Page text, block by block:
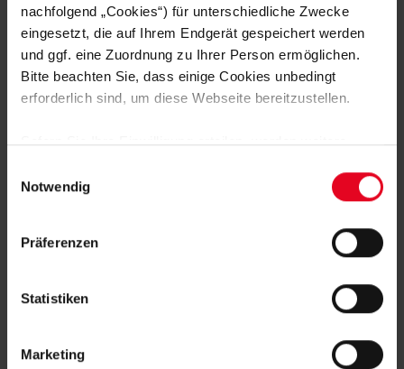
nachfolgend „Cookies“) für unterschiedliche Zwecke
eingesetzt, die auf Ihrem Endgerät gespeichert werden
und ggf. eine Zuordnung zu Ihrer Person ermöglichen.
Bitte beachten Sie, dass einige Cookies unbedingt
erforderlich sind, um diese Webseite bereitzustellen.
Sofern Sie Ihre Einwilligung erteilen, werden weitere
Daten von Ihnen (z.B. persönlichen Identifikatoren oder
IP-Adressen) verarbeitet werden. Durch Klicken auf den
Speicherung aller aufgeführten Cookies und der
Daten für die unten jeweils angegebene Zwecke gem. §
25 Abs. 1 TDDDG, Art. 6 Abs. 1 lit. a DSGVO zu. Sie
Klicken auf den „Auswahl erlauben“-Button bestätigen.
Notwendig
Präferenzen
Statistiken
Marketing
KUNDENBEWERTUNGEN (3)
Artikelnummer: 25-100045
Logistiknummer: EM001827-001